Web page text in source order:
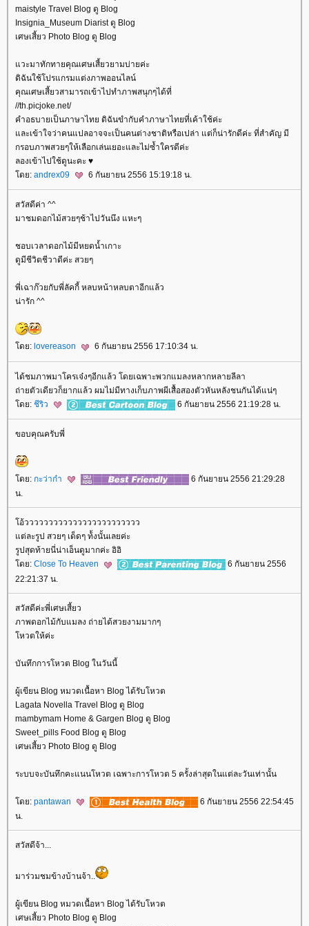
maistyle Travel Blog ดู Blog
Insignia_Museum Diarist ดู Blog
เศษเสี้ยว Photo Blog ดู Blog
วะมาทักทายคุณเศษเสี้ยวยามบ่ายค่ะ
ดิฉันใช้โปรแกรมแต่งภาพออนไลน์
คุณเศษเสี้ยวสามารถเข้าไปทำภาพสนุกๆได้ที่
//th.picjoke.net/
คำอธบายเป็นภาษาไทย ดิฉันขำกับคำภาษาไทยที่เค้าใช้ค่ะ
ละเข้าใจว่าคนแปลอาจจะเป็นคนต่างชาติหรือเปล่า แต่ก็น่ารักดีค่ะ ที่สำคัญ มี
กรอบภาพสวยๆให้เลือกเล่นเยอะและไม่ซ้ำใครดีค่ะ
ลองเข้าไปใช้ดูนะคะ ♥
ดย: andrex09 6 กันยายน 2556 15:19:18 น.
สวัสดีค่า ^^
มาชมดอกไม้สวยๆช้าไปวันนึง แหะๆ
ชอบเวลาดอกไม้มีหยดน้ำเกาะ
ดูมีชีวิตชีวาดีค่ะ สวยๆ
พี่เฉาก๊วยกับพี่ลัคกี้ หลบหน้าหลบตาอีกแล้ว
น่ารัก ^^
ดย: lovereason 6 กันยายน 2556 17:10:34 น.
ได้ชมภาพมาโครเจ๋งๆอีกแล้ว โดยเฉพาะพวกแมลงหลากหลายลีลา
ถ่ายตัวเดียวก็ยากแล้ว ผมไม่มีทางเก็บภาพผีเสื้อสองตัวหันหลังชนกันได้แน่ๆ
ดย: ชีริว 6 กันยายน 2556 21:19:28 น.
ขอบคุณครับพี่
ดย: กะว่าก๋า
6 กันยายน 2556 21:29:28
น.
อ้วววววววววววววววววววววววว
ต่ละรูป สวยๆ เด็ดๆ ท้้งนั้นเลยค่ะ
รูปสุดท้ายนี่น่าเอ็นดูมากค่ะ อิอิ
ดย: Close To Heaven
6 กันยายน 2556
22:21:37 น.
สวัสดีค่ะพี่เศษเสี้ยว
ภาพดอกไม้กับแมลง ถ่ายได้สวยงามมากๆ
หวตให้ค่ะ
บันทึกการโหวต Blog ในวันนี้
ผู้เขียน Blog หมวดเนื้อหา Blog ได้รับโหวต
Lagata Novella Travel Blog ดู Blog
mambymam Home & Gargen Blog ดู Blog
Sweet_pills Food Blog ดู Blog
เศษเสี้ยว Photo Blog ดู Blog
ระบบจะบันทึกคะแนนโหวต เฉพาะการโหวต 5 ครั้งล่าสุดในแต่ละวันเท่านั้น
ดย: pantawan
6 กันยายน 2556 22:54:45
น.
สวัสดีจ้า...
มาร่วมชมข้างบ้านจ้า..
ผู้เขียน Blog หมวดเนื้อหา Blog ได้รับโหวต
เศษเสี้ยว Photo Blog ดู Blog